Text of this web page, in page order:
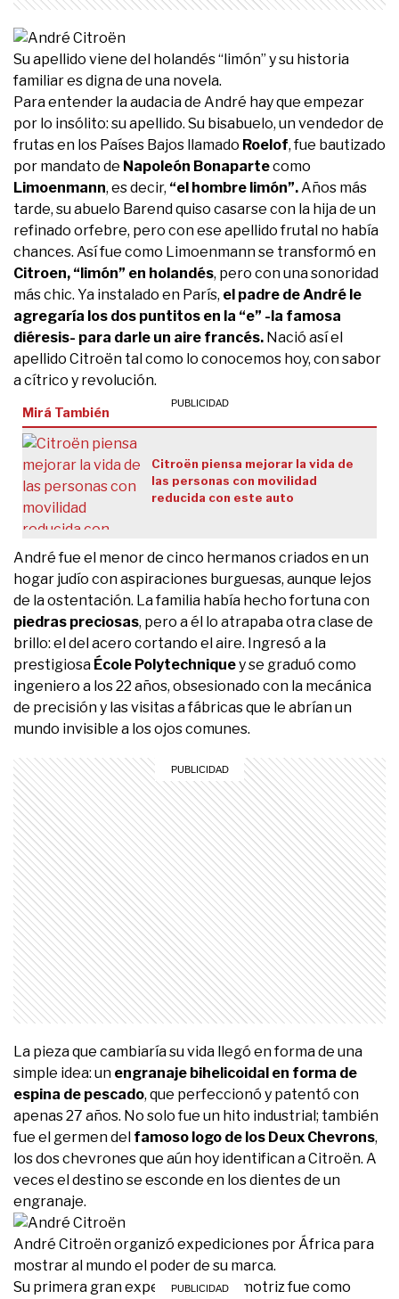
Su apellido viene del holandés “limón” y su historia
familiar es digna de una novela.
Para entender la audacia de André hay que empezar
por lo insólito: su apellido. Su bisabuelo, un vendedor de
frutas en los Países Bajos llamado Roelof, fue bautizado
por mandato de Napoleón Bonapartecomo
Limoenmann, es decir, “el hombre limón”. Años más
tarde, su abuelo Barend quiso casarse con la hija de un
refinado orfebre, pero con ese apellido frutal no había
chances. Así fue como Limoenmann se transformó en
Citroen, “limón” en holandés, pero con una sonoridad
más chic. Ya instalado en París, el padre de André le
agregaría los dos puntitos en la “e” -la famosa
diéresis- para darle un aire francés. Nació así el
apellido Citroën tal como lo conocemos hoy, con sabor
a cítrico y revolución.
Mirá También
Citroën piensa mejorar la vida de
las personas con movilidad
reducida con este auto
André fue el menor de cinco hermanos criados en un
hogar judío con aspiraciones burguesas, aunque lejos
de la ostentación. La familia había hecho fortuna con
piedras preciosas, pero a él lo atrapaba otra clase de
brillo: el del acero cortando el aire. Ingresó a la
prestigiosa École Polytechniquey se graduó como
ingeniero a los 22 años, obsesionado con la mecánica
de precisión y las visitas a fábricas que le abrían un
mundo invisible a los ojos comunes.
La pieza que cambiaría su vida llegó en forma de una
simple idea: un engranaje bihelicoidal en forma de
espina de pescado, que perfeccionó y patentó con
apenas 27 años. No solo fue un hito industrial; también
fue el germen del famoso logo de los Deux Chevrons,
los dos chevrones que aún hoy identifican a Citroën. A
veces el destino se esconde en los dientes de un
engranaje.
André Citroën organizó expediciones por África para
mostrar al mundo el poder de su marca.
Su primera gran experiencia automotriz fue como